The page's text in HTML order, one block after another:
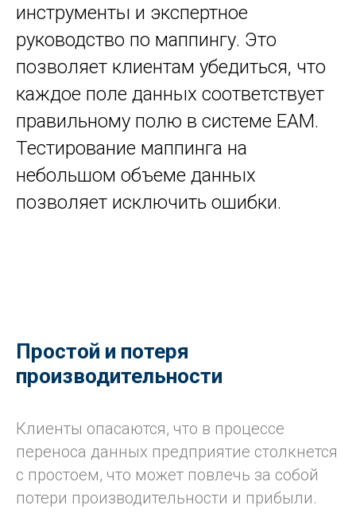
инструменты и экспертное
руководство по маппингу. Это
позволяет клиентам убедиться, что
каждое поле данных соответствует
правильному полю в системе EAM.
Тестирование маппинга на
небольшом объеме данных
позволяет исключить ошибки.
Простой и потеря
производительности
Клиенты опасаются, что в процессе
переноса данных предприятие столкнется
с простоем, что может повлечь за собой
потери производительности и прибыли.